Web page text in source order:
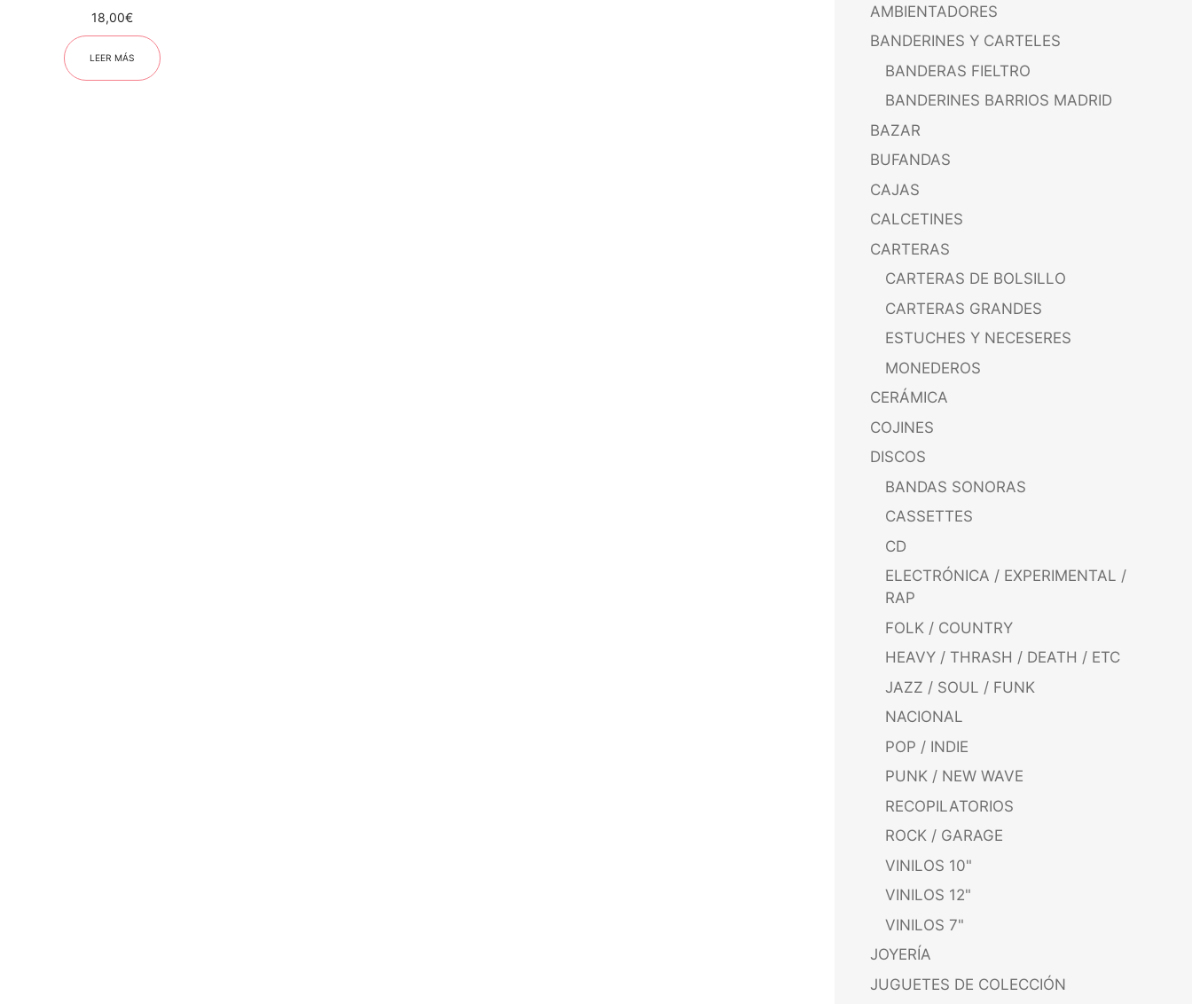
18,00€
LEER MÁS
AMBIENTADORES
BANDERINES Y CARTELES
BANDERAS FIELTRO
BANDERINES BARRIOS MADRID
BAZAR
BUFANDAS
CAJAS
CALCETINES
CARTERAS
CARTERAS DE BOLSILLO
CARTERAS GRANDES
ESTUCHES Y NECESERES
MONEDEROS
CERÁMICA
COJINES
DISCOS
BANDAS SONORAS
CASSETTES
CD
ELECTRÓNICA / EXPERIMENTAL /
RAP
FOLK / COUNTRY
HEAVY / THRASH / DEATH / ETC
JAZZ / SOUL / FUNK
NACIONAL
POP / INDIE
PUNK / NEW WAVE
RECOPILATORIOS
ROCK / GARAGE
VINILOS 10"
VINILOS 12"
VINILOS 7"
JOYERÍA
JUGUETES DE COLECCIÓN